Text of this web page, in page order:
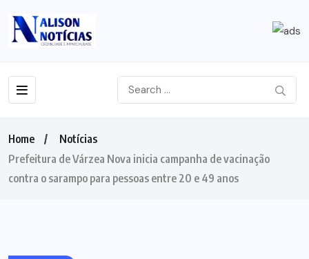
Home
Notícias
Prefeitura de Várzea Nova inicia campanha de vacinação
contra o sarampo para pessoas entre 20 e 49 anos